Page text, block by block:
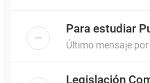
Para estudiar
Último mensaje por
Legislación